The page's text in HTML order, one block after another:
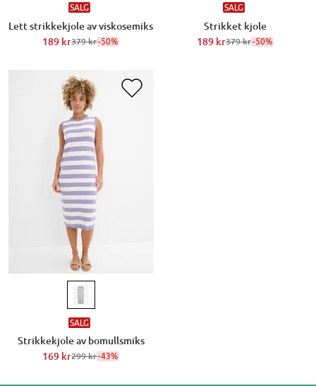
SALG
Lett strikkekjole av viskosemiks
189 kr379 kr-50%
SALG
Strikket kjole
189 kr379 kr-50%
SALG
Strikkekjole av bomullsmiks
169 kr299 kr-43%